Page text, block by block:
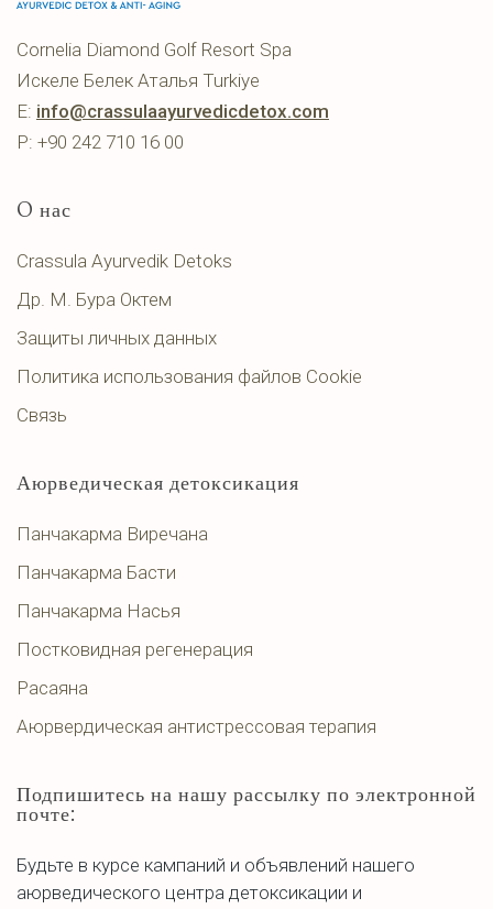
Cornelia Diamond Golf Resort Spa
Искеле Белек Аталья Turkiye
E: info@crassulaayurvedicdetox.com
P: +90 242 710 16 00
O нас
Crassula Ayurvedik Detoks
Др. М. Бура Октем
Защиты личных данных
Политика использования файлов Cookie
Связь
Аюрведическая детоксикация
Панчакарма Виречана
Панчакарма Басти
Панчакарма Насья
Постковидная регенерация
Расаяна
Аюрвердическая антистрессовая терапия
Подпишитесь на нашу рассылку по электронной
почте:
Будьте в курсе кампаний и объявлений нашего
аюрведического центра детоксикации и